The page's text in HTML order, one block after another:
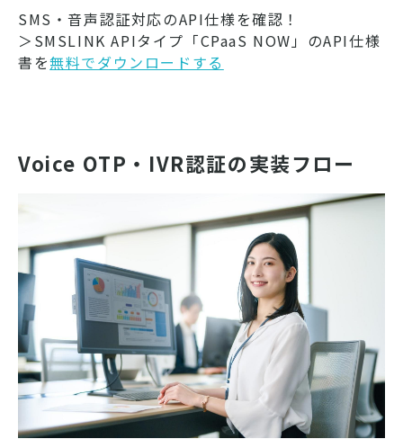
SMS・音声認証対応のAPI仕様を確認！
＞SMSLINK APIタイプ「CPaaS NOW」のAPI仕様
書を無料でダウンロードする
Voice OTP・IVR認証の実装フロー